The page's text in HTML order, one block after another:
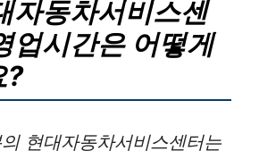
자동차서비스센
업시간은 어떻게
?
현대자동차서비스센터는